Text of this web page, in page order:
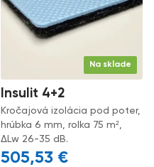
Na sklade
Insulit 4+2
Kročajová izolácia pod poter,
hrúbka 6 mm, rolka 75 m²,
ΔLw 26-35 dB.
505,53 €